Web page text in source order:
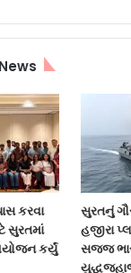
કરવા
સુરતમાં
કર્યું
સુરતનું
હજીરા
સજ્જ